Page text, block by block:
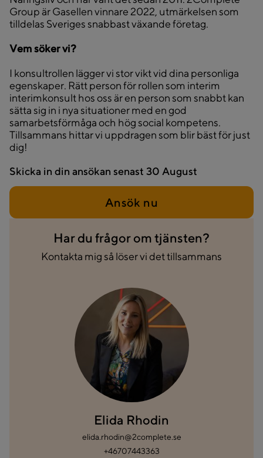
Group är Gasellen vinnare 2022, utmärkelsen som
tilldelas Sveriges snabbast växande företag.
Vem söker vi?
I konsultrollen lägger vi stor vikt vid dina personliga
egenskaper. Rätt person för rollen som interim
interimkonsult hos oss är en person som snabbt kan
sätta sig in i nya situationer med en god
samarbetsförmåga och hög social kompetens.
Tillsammans hittar vi uppdragen som blir bäst för just
dig!
Skicka in din ansökan senast 30 August
Ansök nu
Har du frågor om tjänsten?
Kontakta mig så löser vi det tillsammans
Elida Rhodin
elida.rhodin@2complete.se
+46707443363